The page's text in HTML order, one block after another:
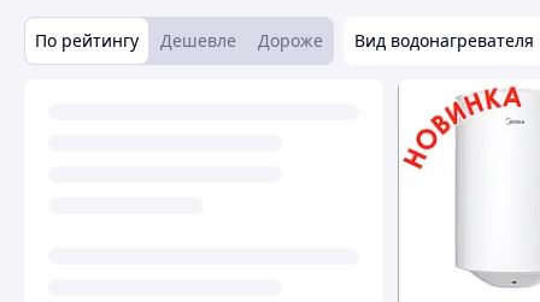
По рейтингу Дешевле Дороже Вид водонагревателя